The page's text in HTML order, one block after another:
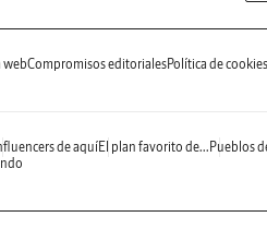
webCompromisos editorialesPolítica de cookies
de aquíEl plan favorito de... Pueblos